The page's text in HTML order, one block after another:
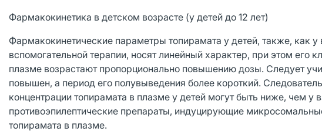
Фармакокинетика в детском возрасте (у детей до 12 лет)
Фармакокинетические параметры топирамата у детей, также, как
вспомогательной терапии, носят линейный характер, при этом его
плазме возрастают пропорционально повышению дозы. Следует
повышен, а период его полувыведения более короткий.
концентрации топирамата в плазме у детей могут быть ниже, чем у
противоэпилептические препараты, индуцирующие
топирамата в плазме.